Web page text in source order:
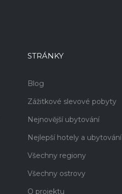
STRÁNKY
Blog
Zážitkové slevové pobyty
Nejnovější ubytování
Nejlepší hotely a ubytování
Všechny regiony
Všechny ostrovy
O projektu